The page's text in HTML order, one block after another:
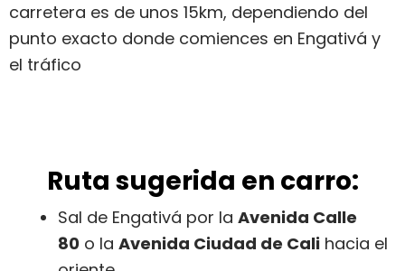
carretera es de unos 15km, dependiendo del
punto exacto donde comiences en Engativá y
el tráfico
Ruta sugerida en carro:
Sal de Engativá por la Avenida Calle
80 o la Avenida Ciudad de Cali hacia el